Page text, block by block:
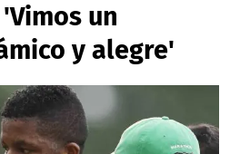
un
y alegre'